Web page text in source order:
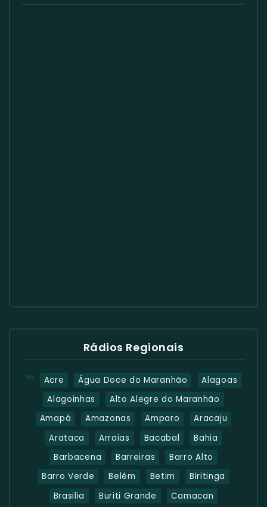
Rádios Regionais
Acre Água Doce do Maranhão
Alagoas
Alagoinhas
Alto Alegre do Maranhão
Amapá
Amazonas Amparo
Aracaju
Arataca
Arraias Bacabal
Bahia
Barbacena
Barreiras
Barro Alto
Barro Verde
Belém Betim
Biritinga
Brasilia
Buriti Grande Camacan